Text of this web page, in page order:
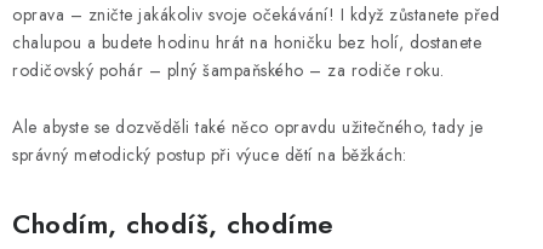
RECENZE
TECHNOLOGIE
Obchodní podmínky
Podmínky ochrany osobních údajů
oprava – zničte jakákoliv svoje očekávání! I když zůstanete před
chalupou a budete hodinu hrát na honičku bez holí, dostanete
rodičovský pohár – plný šampaňského – za rodiče roku.
Ale abyste se dozvěděli také něco opravdu užitečného, tady je
správný metodický postup při výuce dětí na běžkách:
Chodím, chodíš, chodíme